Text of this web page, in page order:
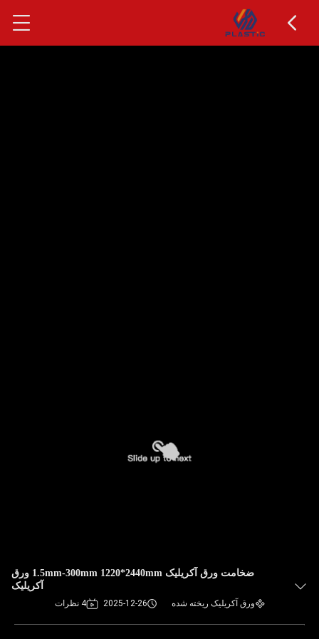
ضخامت ورق آکریلیک 1.5mm-300mm 1220*2440mm ورق
آکریلیک
ورق آکریلیک ریخته شده 2025-12-26 4 نظرات